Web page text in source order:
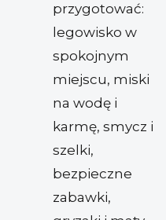
przygotować:
legowisko w
spokojnym
miejscu, miski
na wodę i
karmę, smycz i
szelki,
bezpieczne
zabawki,